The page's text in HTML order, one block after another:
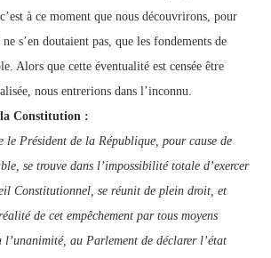
à ce moment que nous découvrirons, pour
s’en doutaient pas, que les fondements de
Alors que cette éventualité est censée être
nous entrerions dans l’inconnu.
Constitution :
le Président de la République, pour cause de
se trouve dans l’impossibilité totale d’exercer
Constitutionnel, se réunit de plein droit, et
de cet empêchement par tous moyens
l’unanimité, au Parlement de déclarer l’état